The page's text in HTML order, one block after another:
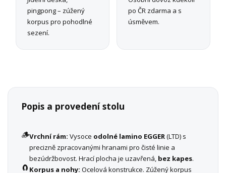
pingpong – zúžený
korpus pro pohodlné
sezení.
po ČR zdarma a s
úsměvem.
Popis a provedení stolu
🪵Vrchní rám: Vysoce odolné lamino EGGER(LTD) s
precizně zpracovanými hranami pro čisté linie a
bezúdržbovost. Hrací plocha je uzavřená, bez kapes.
🧲 Korpus a nohy: Ocelová konstrukce. Zúžený korpus